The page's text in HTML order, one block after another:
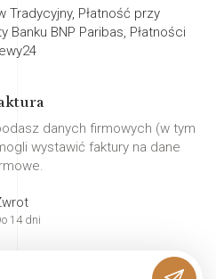
Tradycyjny, Płatność przy
Banku BNP Paribas, Płatności
danych firmowych (w tym
wystawić faktury na dane
14 dni